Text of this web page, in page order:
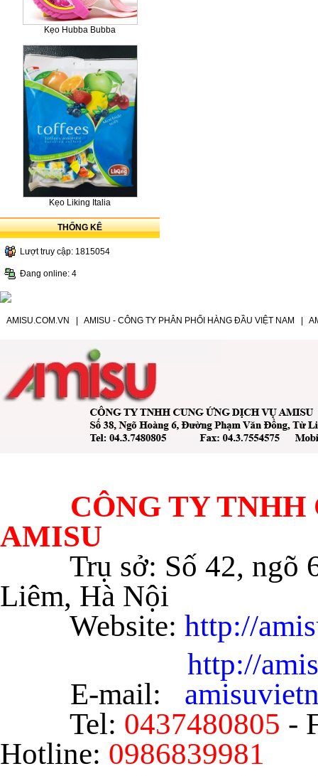
Kẹo Hubba Bubba
Kẹo Liking Italia
THỐNG KÊ
Lượt truy cập: 1815054
Đang online: 4
AMISU.COM.VN AMISU - CÔNG TY PHÂN PHỐI HÀNG ĐẦU VIỆT NAM
CÔNG TY TNHH
AMISU
Trụ sở: Số 42, ngõ
Liêm, Hà Nội
Website: http://
http://
E-mail:
Tel: 0437480805 -
Hotline: 0986839981